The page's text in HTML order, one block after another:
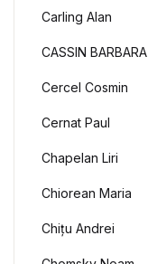
Carling Alan
CASSIN BARBARA
Cercel Cosmin
Cernat Paul
Chapelan Liri
Chiorean Maria
Chițu Andrei